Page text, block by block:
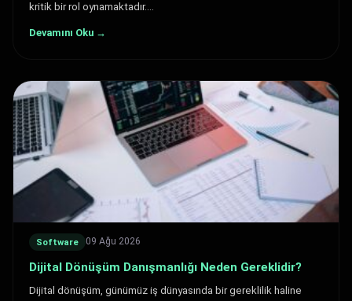
kritik bir rol oynamaktadır.…
Devamını Oku →
Software 09 Ağu 2026
Dijital Dönüşüm Danışmanlığı Neden Gereklidir?
Dijital dönüşüm, günümüz iş dünyasında bir gereklilik haline